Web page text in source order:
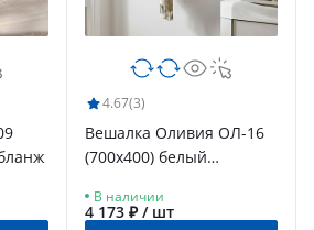
4.67(3)
Вешалка Оливия ОЛ-16
(700х400) белый
В наличии
4 173 ₽ / шт